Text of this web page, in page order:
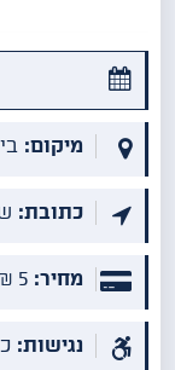
מיקום:
כתובת:
מחיר: 5 ₪
נגישות: